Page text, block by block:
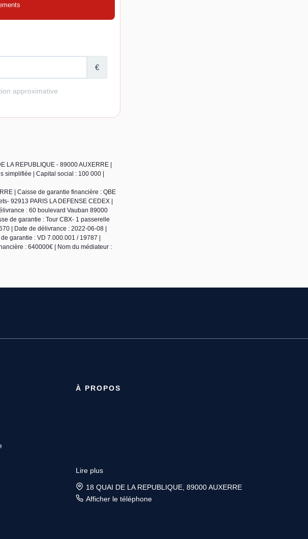
LA REPUBLIQUE - 89000 AUXERRE |
simplifiée | Capital social : 100 000 |
| Caisse de garantie financière : QBE
92913 PARIS LA DEFENSE CEDEX |
: 60 boulevard Vauban 89000
de garantie : Tour CBX- 1 passerelle
| Date de délivrance : 2022-06-08 |
garantie : VD 7.000.001 / 19787 |
: 640000€ | Nom du médiateur :
À PROPOS
Lire plus
6 place Vauban, 89200 AVALLON
Afficher le téléphone